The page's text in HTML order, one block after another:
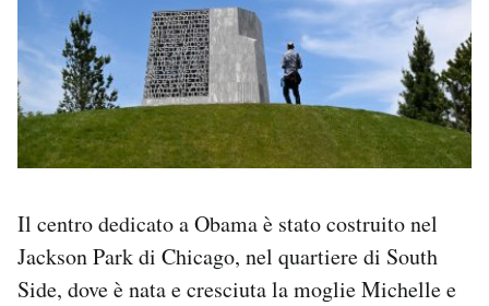
Il centro dedicato a Obama è stato costruito nel
Jackson Park di Chicago, nel quartiere di South
Side, dove è nata e cresciuta la moglie Michelle e